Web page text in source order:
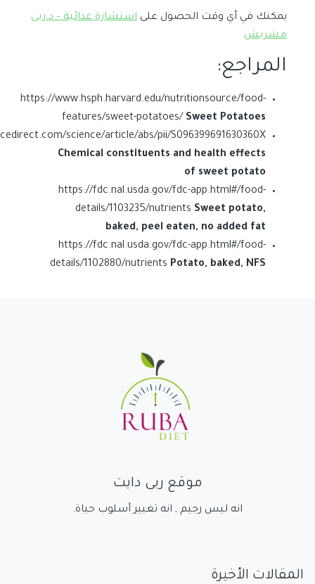
يمكنك في أي وقت الحصول على استشارة غذائية – د.ربى
مشربش
المراجع:
https://www.hsph.harvard.edu/nutritionsource/food-
features/sweet-potatoes/ Sweet Potatoes
science/article/abs/pii/S096399691630360X
Chemical constituents and health effects
of sweet potato
https://fdc.nal.usda.gov/fdc-app.html#/food-
details/1103235/nutrients Sweet potato,
baked, peel eaten, no added fat
https://fdc.nal.usda.gov/fdc-app.html#/food-
details/1102880/nutrients Potato, baked, NFS
موقع ربى دايت
انه ليس رجيم , انه تغيير أسلوب حياة.
المقالات الأخيرة